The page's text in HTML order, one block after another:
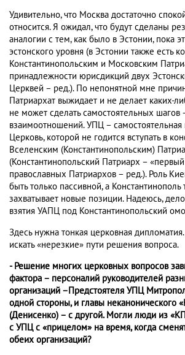
Удивительно, что Москва достаточно
относится. Я ожидал, что будут сделаны
аналогии с тем, как было в Эстонии, пока
эстонского уровня (в Эстонии также есть
Константинопольским и Московским
принадлежности юрисдикций двух
Церквей – ред.). По непонятной мне
Патриархат выжидает и не делает каких-
не может сделать самостоятельных шагов
взаимоотношений. УПЦ – самостоятельная
Церковь, которой не годится вступать в
Вселенским (Константинопольским)
(Константинопольский Патриарх –
православных Патриархов – ред.). Роль
быть только пассивной, а
захватывает новые позиции. Надеюсь,
взятия УАПЦ под Константинопольский
Здесь нужна тонкая церковная
искать «нерезкие» пути решения вопроса.
- Решение многих церковных вопросов
фактора – персоналий руководителей
организаций –Предстоятеля УПЦ
одной стороны, и главы неканонического
(Денисенко) – с другой. Могли люди из
с УПЦ с «прицелом» на время, когда
обеих организаций?